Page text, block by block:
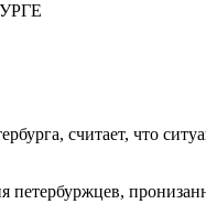
считает, что